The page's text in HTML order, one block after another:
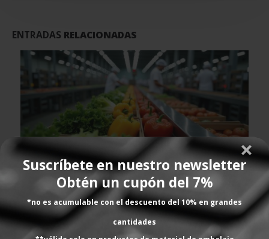
Suscríbete en nuestro newsletter
Obtén un cupón del 7%
*no es acumulable con el descuento del 10% en grandes
cantidades
ENTRADAS RELACIONADAS
5 señales de que tu línea de envasado se ha
quedado pequeña
5 señales de que tu línea de envasado se ha quedado
pequeña Si cambiar de una referencia a otra supone